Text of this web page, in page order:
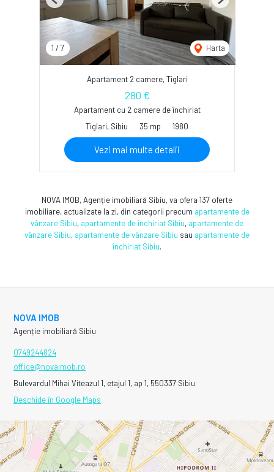
1 / 7 Harta
Previous Next
Apartament 2 camere, Tiglari
280 €
Apartament cu 2 camere de închiriat
Tiglari, Sibiu
35 mp 1980
Vezi mai multe detalii
NOVA IMOB, Agenție imobiliară Sibiu, va ofera 137 oferte
imobiliare, actualizate la zi, din categorii precum apartamente de
vânzare Sibiu, apartamente de închiriat Sibiu, apartamente de
vânzare Sibiu, apartamente de vânzare Sibiu sau apartamente de
închiriat Sibiu.
NOVA IMOB
Agenție imobiliară Sibiu
0749244824
office@novaimob.ro
Bulevardul Mihai Viteazul 1, etajul 1, ap 1, 550337 Sibiu
Deschide în Google Maps